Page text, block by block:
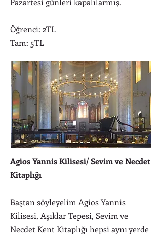
Öğrenci: 2TL
Tam: 5TL
Agios Yannis Kilisesi/ Sevim ve Necdet
Kitaplığı
Baştan söyleyelim Agios Yannis
Kilisesi, Aşıklar Tepesi, Sevim ve
Necdet Kent Kitaplığı hepsi aynı yerde